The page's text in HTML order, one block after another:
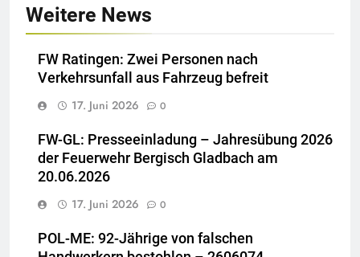
Weitere News
FW Ratingen: Zwei Personen nach
Verkehrsunfall aus Fahrzeug befreit
17. Juni 2026
0
FW-GL: Presseeinladung – Jahresübung 2026
der Feuerwehr Bergisch Gladbach am
20.06.2026
17. Juni 2026
0
POL-ME: 92-Jährige von falschen